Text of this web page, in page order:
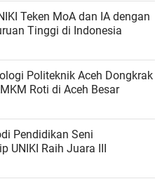
Teken MoA dan IA dengan
Tinggi di Indonesia
Politeknik Aceh Dongkrak
Roti di Aceh Besar
Pendidikan Seni
UNIKI Raih Juara III